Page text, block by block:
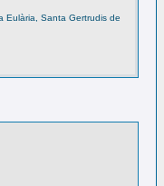
Eulària, Santa Gertrudis de